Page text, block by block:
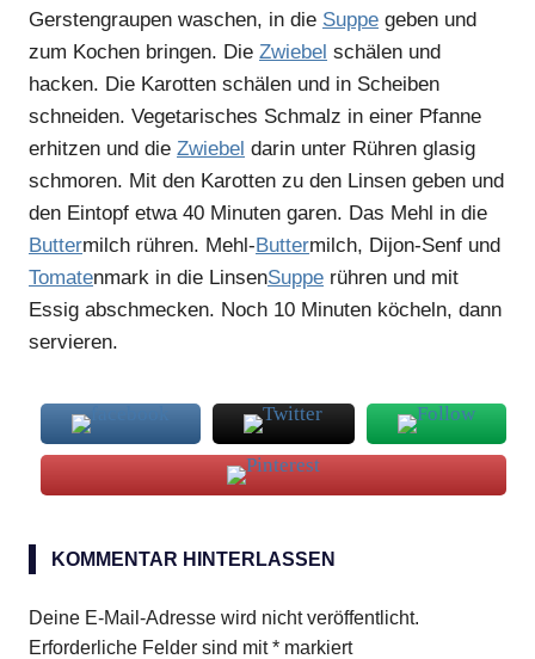
Gerstengraupen waschen, in die Suppe geben und
zum Kochen bringen. Die Zwiebel schälen und
hacken. Die Karotten schälen und in Scheiben
schneiden. Vegetarisches Schmalz in einer Pfanne
erhitzen und die Zwiebel darin unter Rühren glasig
schmoren. Mit den Karotten zu den Linsen geben und
den Eintopf etwa 40 Minuten garen. Das Mehl in die
Buttermilch rühren. Mehl-Buttermilch, Dijon-Senf und
Tomatenmark in die LinsenSuppe rühren und mit
Essig abschmecken. Noch 10 Minuten köcheln, dann
servieren.
Suppe
KOMMENTAR HINTERLASSEN
Deine E-Mail-Adresse wird nicht veröffentlicht.
Erforderliche Felder sind mit* markiert